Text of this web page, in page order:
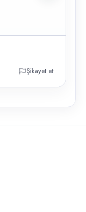
Şikayet et